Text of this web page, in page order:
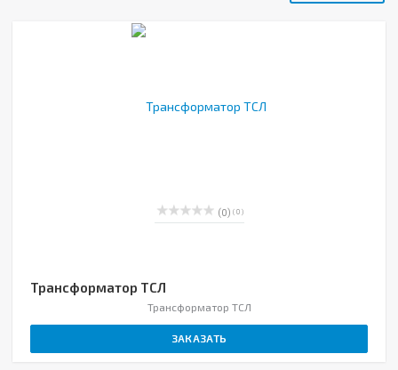
(0) ( 0 )
Трансформатор ТСЛ
Трансформатор ТСЛ
ЗАКАЗАТЬ